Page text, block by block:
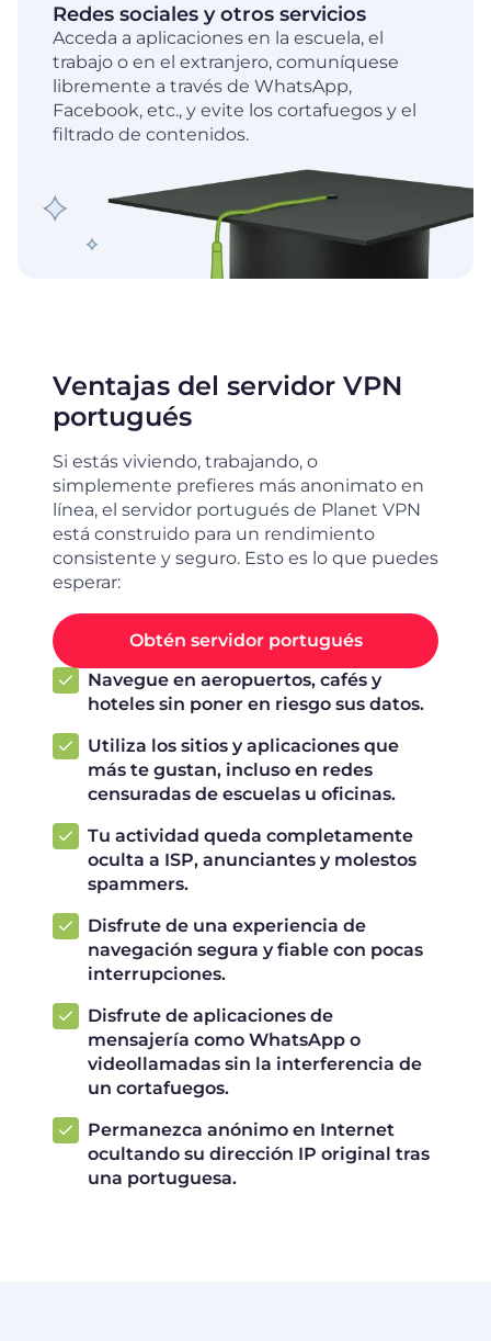
Redes sociales y otros servicios
Acceda a aplicaciones en la escuela, el
trabajo o en el extranjero, comuníquese
libremente a través de WhatsApp,
Facebook, etc., y evite los cortafuegos y el
filtrado de contenidos.
Ventajas del servidor VPN
portugués
Si estás viviendo, trabajando, o
simplemente prefieres más anonimato en
línea, el servidor portugués de Planet VPN
está construido para un rendimiento
consistente y seguro. Esto es lo que puedes
esperar:
Obtén servidor portugués
Navegue en aeropuertos, cafés y
hoteles sin poner en riesgo sus datos.
Utiliza los sitios y aplicaciones que
más te gustan, incluso en redes
censuradas de escuelas u oficinas.
Tu actividad queda completamente
oculta a ISP, anunciantes y molestos
spammers.
Disfrute de una experiencia de
navegación segura y fiable con pocas
interrupciones.
Disfrute de aplicaciones de
mensajería como WhatsApp o
videollamadas sin la interferencia de
un cortafuegos.
Permanezca anónimo en Internet
ocultando su dirección IP original tras
una portuguesa.